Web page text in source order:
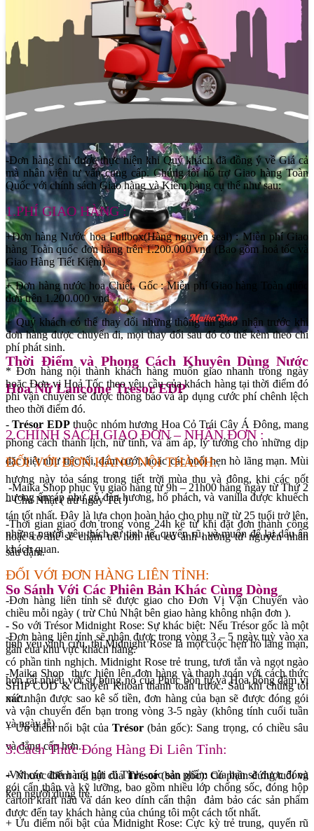
Thời Điểm và Phong Cách Khuyên Dùng Nước
Hoa Nữ Lancome Tresor EDP
-Trésor EDPthuộc nhóm hương Hoa Cỏ Trái Cây Á Đông, mang
phong cách thanh lịch, nữ tính, và ấm áp, lý tưởng cho những dịp
đặc biệt như tiệc tối, đám cưới, hoặc các buổi hẹn hò lãng mạn. Mùi
hương này tỏa sáng trong tiết trời mùa thu và đông, khi các nốt
hương ấm áp như gỗ đàn hương, hổ phách, và vanilla được khuếch
tán tốt nhất. Đây là lựa chọn hoàn hảo cho phụ nữ từ 25 tuổi trở lên,
những người yêu thích sự tinh tế, quyến rũ, và muốn để lại dấu ấn
sâu đậm.
So Sánh Với Các Phiên Bản Khác Cùng Dòng
- So với Trésor Midnight Rose: Sự khác biệt: Nếu Trésor gốc là một
tình yêu vĩnh cửu, thì Midnight Rose là một cuộc hẹn hò lãng mạn,
có phần tinh nghịch. Midnight Rose trẻ trung, tươi tắn và ngọt ngào
hơn rất nhiều với sự bùng nổ của Phúc bồn tử và Hoa hồng đậm vị
mứt.
+ Ưu điểm nổi bật của Trésor(bản gốc): Sang trọng, có chiều sâu
và đẳng cấp hơn.
+ Nhược điểm nổi bật củaTrésor(bản gốc): Có phần đứng tuổi và
kén người dùng trẻ.
+ Ưu điểm nổi bật của Midnight Rose: Cực kỳ trẻ trung, quyến rũ
-Đơn hàng chỉ được thực hiện khi Quý khách đã đồng ý về Giá cả
mà nhân viên tư vấn cung cấp. Chúng tôi hổ trợ Giao hàng Toàn
Quốc với chính sách Giao hàng và Kiểm hàng cụ thể như sau:
1.PHÍ GIAO HÀNG :
+Đơn hàng Nước hoa Fullbox(Hàng nguyên seal) : Miễn phí Giao
hàng Toàn quốc đơn hàng trên 1.200.000 vnd (Bao gồm hoả tốc và
Giao Hàng Tiết Kiệm)
+ Đơn hàng nước hoa Chiết, Gốc : Miễn phí Giao hàng Toàn quốc
đơn trên 1.200.000 vnd
+ Quý khách có thể thay đổi những thông tin giao nhận trước khi
đơn hàng được chuyển đi, mọi thay đổi sau đó có thể kèm theo chi
phí phát sinh.
* Đơn hàng nội thành khách hàng muốn giao nhanh trong ngày
hoặc Đơn vị Hoả Tốc theo yêu cầu của khách hàng tại thời điểm đó
phí vận chuyển sẽ được thông báo và áp dụng cước phí chênh lệch
theo thời điểm đó.
2.CHÍNH SÁCH GIAO ĐƠN – NHẬN ĐƠN :
ĐỐI VỚI ĐƠN HÀNG NỘI THÀNH:
-Maika Shop phục vụ giao hàng từ 9h – 21h00 hàng ngày từ Thứ 2
– Chủ Nhật ( trừ ngày Tết )
-Thời gian giao đơn trong vòng 24h kể từ khi đặt đơn thành công
hoặc có thể sẽ chậm trễ hơn nếu có ảnh hưởng từ nguyên nhân
khách quan.
ĐỐI VỚI ĐƠN HÀNG LIÊN TỈNH:
-Đơn hàng liên tỉnh sẽ được giao cho Đơn Vị Vận Chuyển vào
chiều mỗi ngày ( trừ Chủ Nhật bên giao hàng không nhận đơn ).
-Đơn hàng liên tỉnh sẽ nhận được trong vòng 3 – 5 ngày tuỳ vào xa
gần của khu vực khách hàng.
-Maika Shop thực hiện lên đơn hàng và thanh toán với cách thức
SHIP COD & Chuyển Khoản thanh toán trước. Sau khi chúng tôi
xác nhận được sao kê số tiền, đơn hàng của bạn sẽ được đóng gói
và vận chuyển đến bạn trong vòng 3-5 ngày (không tính cuối tuần
và ngày lễ).
3.Cách Thức Đóng Hàng Đi Liên Tỉnh:
-Với các đơn hàng gửi đi Tỉnh, các sản phẩm của bạn sẽ được đóng
gói cẩn thận và kỹ lưỡng, bao gồm nhiều lớp chống sốc, đóng hộp
carton kraft nâu và dán keo dính cẩn thận đảm bảo các sản phẩm
được đến tay khách hàng của chúng tôi một cách tốt nhất.